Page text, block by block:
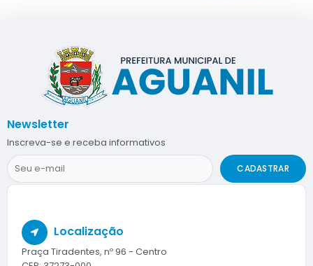
Localização
Praça Tiradentes, nº 96 - Centro
Newsletter
Inscreva-se e receba informativos
CADASTRAR